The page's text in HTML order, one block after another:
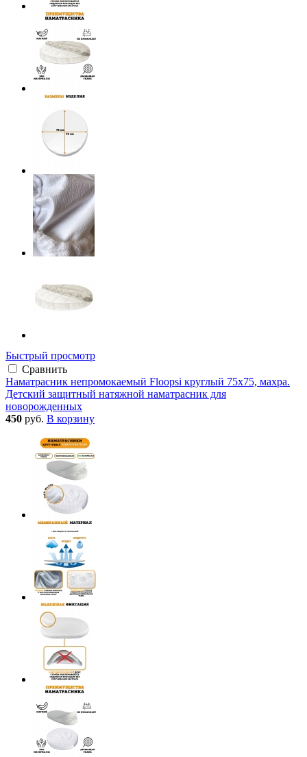
Быстрый просмотр
Сравнить
Наматрасник непромокаемый Floopsi круглый 75х75, махра.
Детский защитный натяжной наматрасник для
новорожденных
450 руб. В корзину